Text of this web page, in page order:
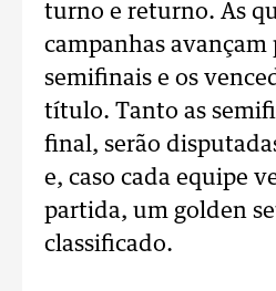
turno e returno. As
campanhas avançam
semifinais e os
título. Tanto as
final, serão
e, caso cada equipe
partida, um golden
classificado.